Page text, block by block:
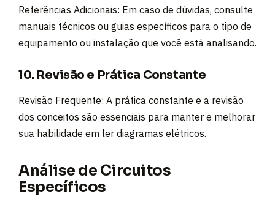
Referências Adicionais: Em caso de dúvidas, consulte
manuais técnicos ou guias específicos para o tipo de
equipamento ou instalação que você está analisando.
10. Revisão e Prática Constante
Revisão Frequente: A prática constante e a revisão
dos conceitos são essenciais para manter e melhorar
sua habilidade em ler diagramas elétricos.
Análise de Circuitos
Específicos